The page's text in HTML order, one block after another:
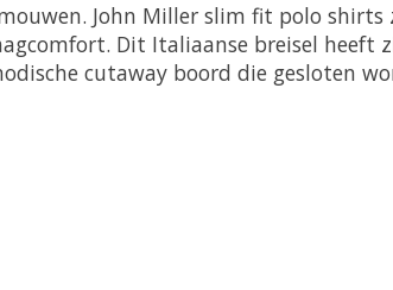
John Miller slim fit polo shirts
Dit Italiaanse breisel heeft
cutaway boord die gesloten